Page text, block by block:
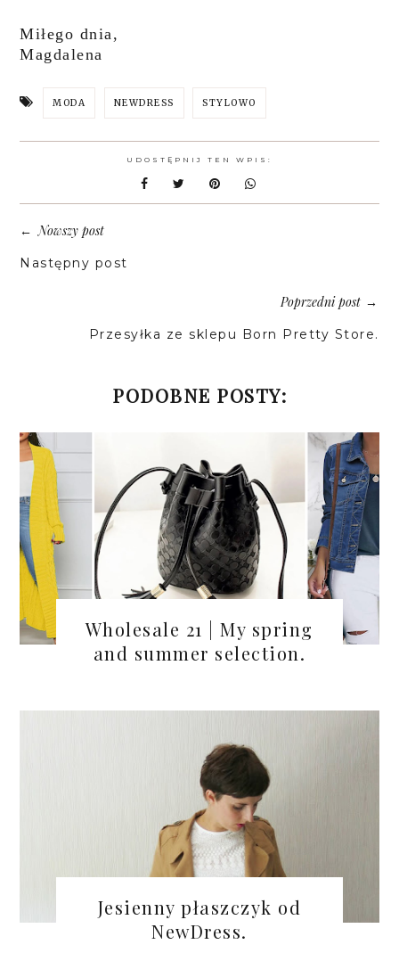
Miłego dnia,
Magdalena
MODA NEWDRESS STYLOWO
UDOSTĘPNIJ TEN WPIS:
←Nowszy post
Następny post
Poprzedni post→
Przesyłka ze sklepu Born Pretty Store.
PODOBNE POSTY:
Wholesale 21 | My spring
and summer selection.
Jesienny płaszczyk od
NewDress.